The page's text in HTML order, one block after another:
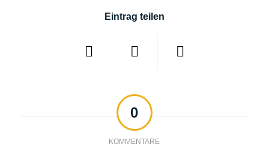
Eintrag teilen
0
KOMMENTARE